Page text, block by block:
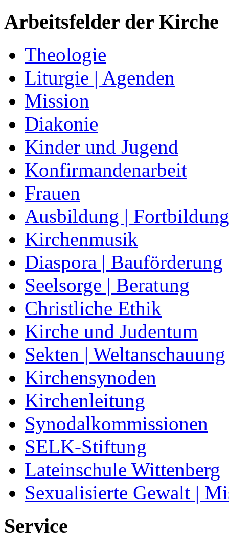
Arbeitsfelder der Kirche
Theologie
Liturgie | Agenden
Mission
Diakonie
Kinder und Jugend
Konfirmandenarbeit
Frauen
Ausbildung | Fortbildung
Kirchenmusik
Diaspora | Bauförderung
Seelsorge | Beratung
Christliche Ethik
Kirche und Judentum
Sekten | Weltanschauung
Kirchensynoden
Kirchenleitung
Synodalkommissionen
SELK-Stiftung
Lateinschule Wittenberg
Sexualisierte Gewalt |
Service